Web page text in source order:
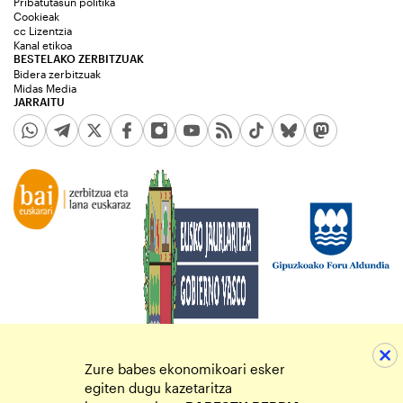
JARRAITU
Cookieak
cc Lizentzia
Kanal etikoa
BESTELAKO ZERBITZUAK
Bidera zerbitzuak
Midas Media
Zure babes ekonomikoari esker
egiten dugu kazetaritza